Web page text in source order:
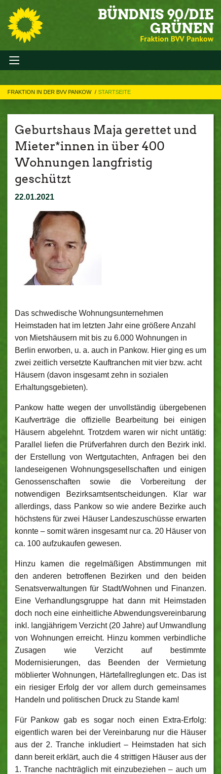
BÜNDNIS 90/DIE
GRÜNEN
Fraktion BVV Pankow
FRAKTION IN DER BVV PANKOW STARTSEITE
Geburtshaus Maja gerettet und
Mieter*innen in über 400
Wohnungen langfristig
geschützt
22.01.2021
Das schwedische Wohnungsunternehmen
Heimstaden hat im letzten Jahr eine größere Anzahl
von Mietshäusern mit bis zu 6.000 Wohnungen in
Berlin erworben, u. a. auch in Pankow. Hier ging es um
zwei zeitlich versetzte Kauftranchen mit vier bzw. acht
Häusern (davon insgesamt zehn in sozialen
Erhaltungsgebieten).
Pankow hatte wegen der unvollständig übergebenen
Kaufverträge
die offizielle Bearbeitung bei einigen
Häusern abgelehnt. Trotzdem waren wir nicht untätig:
Parallel liefen die Prüfverfahren durch den Bezirk inkl.
der Erstellung von Wertgutachten, Anfragen bei den
landeseigenen Wohnungsgesellschaften und einigen
Genossenschaften sowie die Vorbereitung der
notwendigen Bezirksamtsentscheidungen. Klar war
allerdings, dass Pankow so wie andere Bezirke auch
höchstens für zwei Häuser Landeszuschüsse erwarten
konnte – somit wären insgesamt nur ca. 20 Häuser von
ca. 100 aufzukaufen gewesen.
Hinzu kamen die regelmäßigen Abstimmungen mit
den anderen betroffenen Bezirken und den beiden
Senatsverwaltungen für Stadt/Wohnen und Finanzen.
Eine Verhandlungsgruppe hat dann mit Heimstaden
doch noch eine einheitliche Abwendungsvereinbarung
inkl. langjährigem Verzicht (20 Jahre) auf Umwandlung
von Wohnungen erreicht. Hinzu kommen verbindliche
Zusagen wie Verzicht auf bestimmte
Modernisierungen, das Beenden der Vermietung
möblierter Wohnungen, Härtefallreglungen etc. Das ist
ein riesiger Erfolg der vor allem durch gemeinsames
Handeln und politischen Druck zu Stande kam!
Für Pankow gab es sogar noch einen Extra-Erfolg:
eigentlich waren bei der Vereinbarung nur die Häuser
aus der 2. Tranche inkludiert – Heimstaden hat sich
dann bereit erklärt, auch die 4 strittigen Häuser aus der
1. Tranche nachträglich mit einzubeziehen – auch um